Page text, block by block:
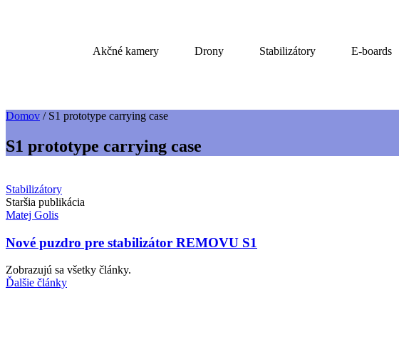
Akčné kamery Drony Stabilizátory E-boards
Domov / S1 prototype carrying case
S1 prototype carrying case
Stabilizátory
Staršia publikácia
Matej Golis
Nové puzdro pre stabilizátor REMOVU S1
Zobrazujú sa všetky články.
Ďalšie články